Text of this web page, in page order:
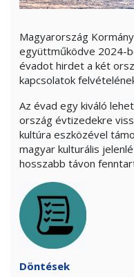
Magyarország
együttműködve 2024-
évadot hirdet a két
kapcsolatok
Az évad egy kiváló
ország évtizedekre
kultúra eszközével
magyar kulturális
hosszabb távon
Döntések